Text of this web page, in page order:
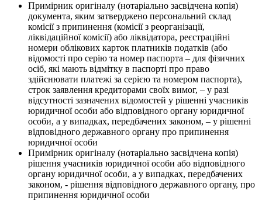
Примірник оригіналу (нотаріально засвідчена копія)
документа, яким затверджено персональний склад
комісії з припинення (комісії з реорганізації,
ліквідаційної комісії) або ліквідатора, реєстраційні
номери облікових карток платників податків (або
відомості про серію та номер паспорта – для фізичних
осіб, які мають відмітку в паспорті про право
здійснювати платежі за серією та номером паспорта),
строк заявлення кредиторами своїх вимог, – у разі
відсутності зазначених відомостей у рішенні учасників
юридичної особи або відповідного органу юридичної
особи, а у випадках, передбачених законом, – у рішенні
відповідного державного органу про припинення
юридичної особи
Примірник оригіналу (нотаріально засвідчена копія)
рішення учасників юридичної особи або відповідного
органу юридичної особи, а у випадках, передбачених
законом, - рішення відповідного державного органу, про
припинення юридичної особи